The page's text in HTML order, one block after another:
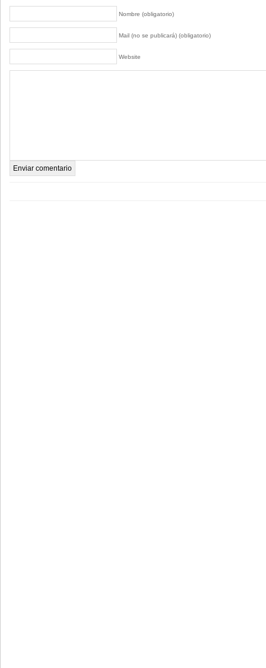
Nombre (obligatorio)
Mail (no se publicará) (obligatorio)
Website